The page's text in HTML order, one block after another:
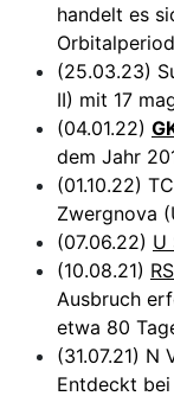
handelt es
(25.03.23)
II) mit 17
(04.01.22)
dem Jahr
(01.10.22)
Zwergnova
(07.06.22) U
(10.08.21)
Ausbruch
etwa 80
(31.07.21) N
Entdeckt